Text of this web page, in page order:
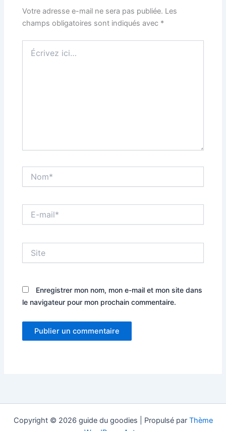
Votre adresse e-mail ne sera pas publiée. Les
champs obligatoires sont indiqués avec *
ici…
mail*
Enregistrer mon nom, mon e-mail et mon site dans
le navigateur pour mon prochain commentaire.
Copyright © 2026 guide du goodies | Propulsé par Thème